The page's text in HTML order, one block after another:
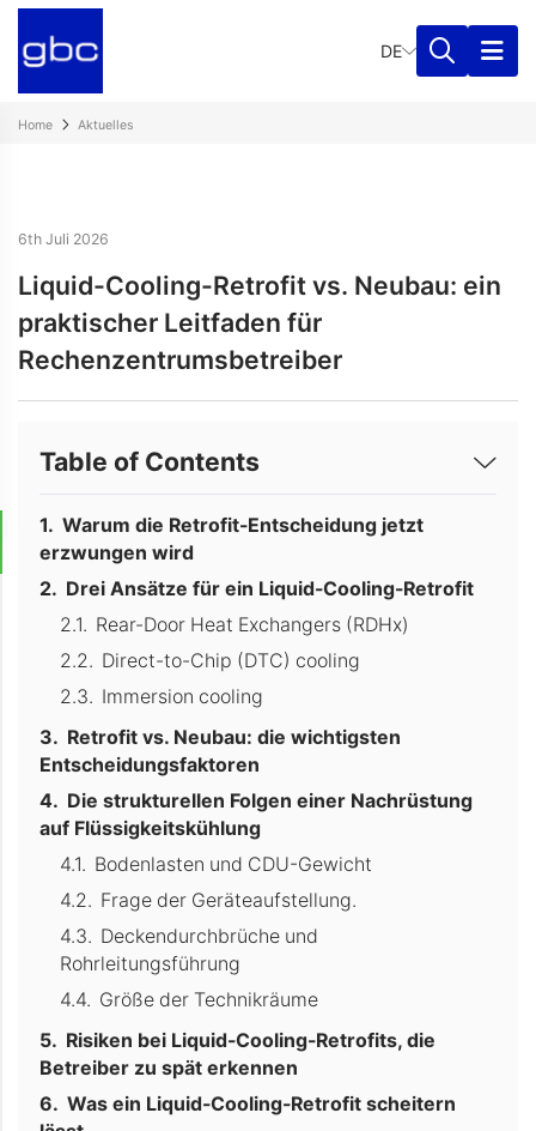
DE
Home Aktuelles
6th Juli 2026
Liquid-Cooling-Retrofit vs. Neubau: ein
praktischer Leitfaden für
Rechenzentrumsbetreiber
Table of Contents
Warum die Retrofit-Entscheidung jetzt
erzwungen wird
Drei Ansätze für ein Liquid-Cooling-Retrofit
Rear-Door Heat Exchangers (RDHx)
Direct-to-Chip (DTC) cooling
Immersion cooling
Retrofit vs. Neubau: die wichtigsten
Entscheidungsfaktoren
Die strukturellen Folgen einer Nachrüstung
auf Flüssigkeitskühlung
Bodenlasten und CDU-Gewicht
Frage der Geräteaufstellung.
Deckendurchbrüche und
Rohrleitungsführung
Größe der Technikräume
Risiken bei Liquid-Cooling-Retrofits, die
Betreiber zu spät erkennen
Was ein Liquid-Cooling-Retrofit scheitern